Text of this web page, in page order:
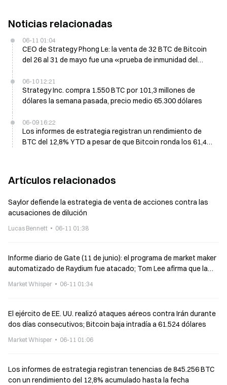
Noticias relacionadas
06-11 01:04
CEO de Strategy Phong Le: la venta de 32 BTC de Bitcoin
del 26 al 31 de mayo fue una «prueba de inmunidad del
06-10 12:21
Strategy Inc. compra 1.550 BTC por 101,3 millones de
dólares la semana pasada, precio medio 65.300 dólares
06-09 16:22
Los informes de estrategia registran un rendimiento de
BTC del 12,8% YTD a pesar de que Bitcoin ronda los 61,4
Artículos relacionados
Saylor defiende la estrategia de venta de acciones contra las
acusaciones de dilución
Lucas Bennett 06-11 01:38
Informe diario de Gate (11 de junio): el programa de market maker
automatizado de Raydium fue atacado; Tom Lee afirma que la
Market Whisper 06-11 01:34
El ejército de EE. UU. realizó ataques aéreos contra Irán durante
dos días consecutivos; Bitcoin baja intradía a 61.524 dólares
Market Whisper 06-11 01:06
Los informes de estrategia registran tenencias de 845.256 BTC
con un rendimiento del 12,8% acumulado hasta la fecha